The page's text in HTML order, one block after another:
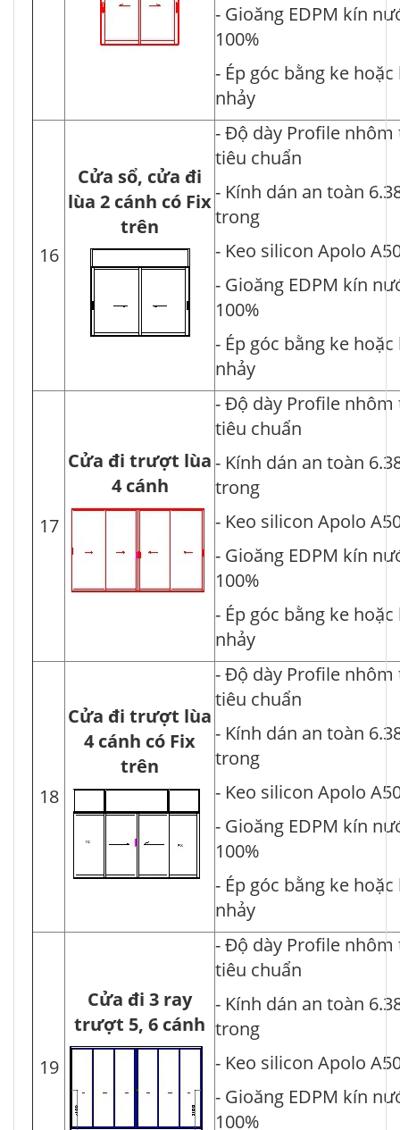
- Gioăng EDPM kín
100%
- Ép góc bằng ke hoặc
nhảy
16
Cửa sổ, cửa đi
lùa 2 cánh có Fix
trên
- Độ dày Profile nhôm
tiêu chuẩn
- Kính dán an toàn
trong
- Keo silicon Apolo
- Gioăng EDPM kín
100%
- Ép góc bằng ke hoặc
nhảy
17
Cửa đi trượt lùa
4 cánh
- Độ dày Profile nhôm
tiêu chuẩn
- Kính dán an toàn
trong
- Keo silicon Apolo
- Gioăng EDPM kín
100%
- Ép góc bằng ke hoặc
nhảy
18
Cửa đi trượt lùa
4 cánh có Fix
trên
- Độ dày Profile nhôm
tiêu chuẩn
- Kính dán an toàn
trong
- Keo silicon Apolo
- Gioăng EDPM kín
100%
- Ép góc bằng ke hoặc
nhảy
19
Cửa đi 3 ray
trượt 5, 6 cánh
- Độ dày Profile nhôm
tiêu chuẩn
- Kính dán an toàn
trong
- Keo silicon Apolo
- Gioăng EDPM kín
100%